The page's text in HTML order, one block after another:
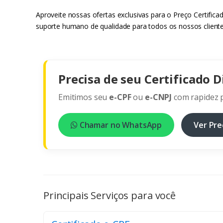
Aproveite nossas ofertas exclusivas para o Preço
suporte humano de qualidade para todos os nossos
Precisa de seu Certificado
Emitimos seu e-CPFou e-CNPJ com rapidez
Chamar no WhatsApp Ver
Principais Serviços para você